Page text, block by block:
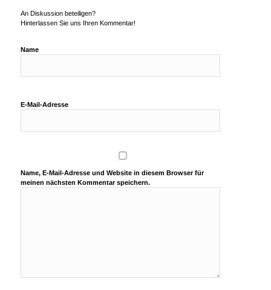
An Diskussion beteiligen?
Hinterlassen Sie uns Ihren Kommentar!
Name
E-Mail-Adresse
Name, E-Mail-Adresse und Website in diesem Browser für
meinen nächsten Kommentar speichern.